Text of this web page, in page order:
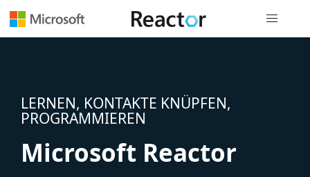
LERNEN, KONTAKTE KNÜPFEN,
PROGRAMMIEREN
Microsoft Reactor